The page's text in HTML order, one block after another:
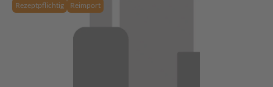
Rezeptpflichtig Reimport